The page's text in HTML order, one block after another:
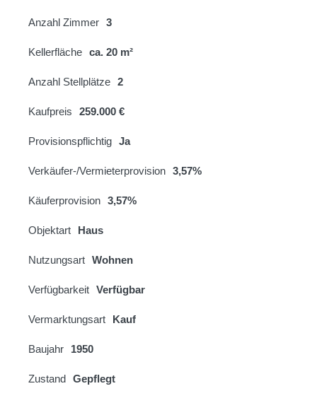
Anzahl Zimmer 3
Kellerfläche ca. 20 m²
Anzahl Stellplätze 2
Kaufpreis 259.000 €
Provisionspflichtig Ja
Verkäufer-/Vermieterprovision 3,57%
Käuferprovision 3,57%
Objektart Haus
Nutzungsart Wohnen
Verfügbarkeit Verfügbar
Vermarktungsart Kauf
Baujahr 1950
Zustand Gepflegt